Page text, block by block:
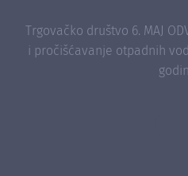
Trgovačko društvo 6. MAJ
i pročišćavanje otpadnih